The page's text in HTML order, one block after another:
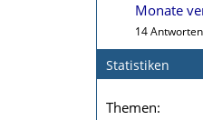
Monate
14
Statistiken
Themen